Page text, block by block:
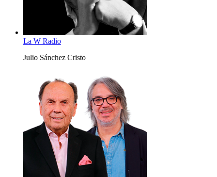
La W Radio
Julio Sánchez Cristo